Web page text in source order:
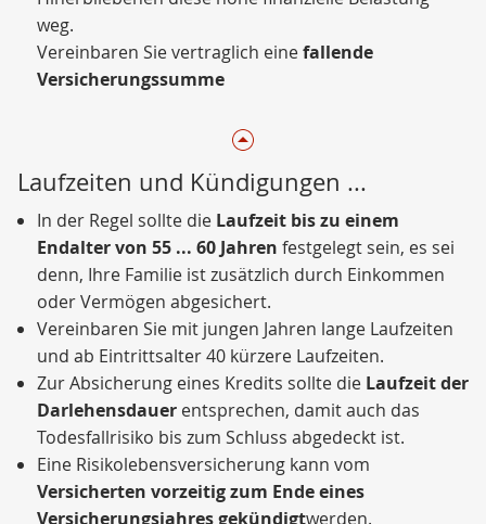
weg.
Vereinbaren Sie vertraglich einefallende
Versicherungssumme
Laufzeiten und Kündigungen ...
In der Regel sollte die Laufzeit bis zu einem
Endalter von 55 ... 60 Jahren festgelegt sein, es sei
denn, Ihre Familie ist zusätzlich durch Einkommen
oder Vermögen abgesichert.
Vereinbaren Sie mit jungen Jahren lange Laufzeiten
und ab Eintrittsalter 40 kürzere Laufzeiten.
Zur Absicherung eines Kredits sollte die Laufzeit der
Darlehensdauerentsprechen, damit auch das
Todesfallrisiko bis zum Schluss abgedeckt ist.
Eine Risikolebensversicherung kann vom
Versicherten vorzeitig zum Ende eines
Versicherungsjahres gekündigtwerden.